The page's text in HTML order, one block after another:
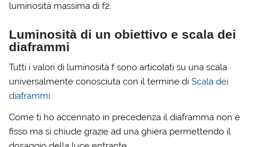
luminosità massima di f2.
Luminosità di un obiettivo e scala dei
diaframmi
Tutti i valori di luminosità f sono articolati su una scala
universalmente conosciuta con il termine diScala dei
diaframmi.
Come ti ho accennato in precedenza il diaframma non è
fisso ma si chiude grazie ad una ghiera permettendo il